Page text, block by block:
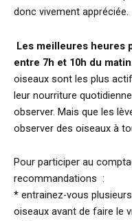
donc vivement appréciée.
Les meilleures heures
entre 7h et 10h du matin
oiseaux sont les plus
leur nourriture
observer. Mais que les
observer des oiseaux à
Pour participer au
recommandations :
* entrainez-vous
oiseaux avant de faire le